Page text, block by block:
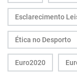
Esclarecimento
Ética no Desporto
Euro2020